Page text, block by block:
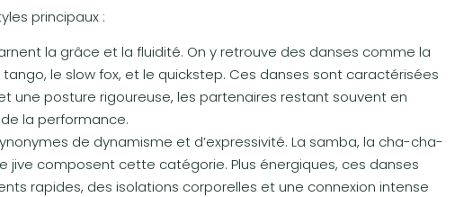
principaux :
la grâce et la fluidité. On y retrouve des danses comme la
le slow fox, et le quickstep. Ces danses sont caractérisées
une posture rigoureuse, les partenaires restant souvent en
la performance.
de dynamisme et d’expressivité. La samba, la cha-cha-
jive composent cette catégorie. Plus énergiques, ces danses
rapides, des isolations corporelles et une connexion intense